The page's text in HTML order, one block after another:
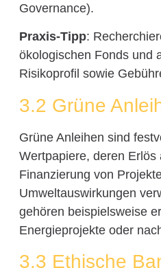
Governance).
Praxis-Tipp:
ökologischen Fonds und
Risikoprofil sowie
3.2 Grüne
Grüne Anleihen sind
Wertpapiere, deren
Finanzierung von
Umweltauswirkungen
gehören beispielsweise
Energieprojekte oder
3.3 Ethische